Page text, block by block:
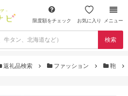
限度額をチェック お気に入り メニュー
検索
返礼品検索 ファッション 鞄